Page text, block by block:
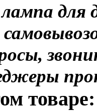
для
товаре: